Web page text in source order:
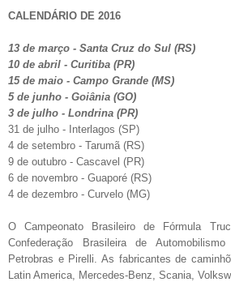
CALENDÁRIO DE 2016
13 de março - Santa Cruz do Sul (RS)
10 de abril - Curitiba (PR)
15 de maio - Campo Grande (MS)
5 de junho - Goiânia (GO)
3 de julho - Londrina (PR)
31 de julho - Interlagos (SP)
4 de setembro - Tarumã (RS)
9 de outubro - Cascavel (PR)
6 de novembro - Guaporé (RS)
4 de dezembro - Curvelo (MG)
O Campeonato Brasileiro de Fórmula
Confederação Brasileira de
Petrobras e Pirelli. As fabricantes de
Latin America, Mercedes-Benz, Scania,